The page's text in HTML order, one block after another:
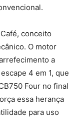
conceito
O motor
a
4 em 1, que
Four no final
essa herança
para uso